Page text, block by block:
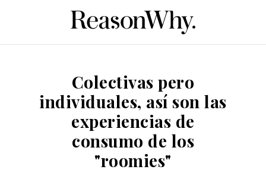
Colectivas pero
individuales, así son las
experiencias de
consumo de los
"roomies"